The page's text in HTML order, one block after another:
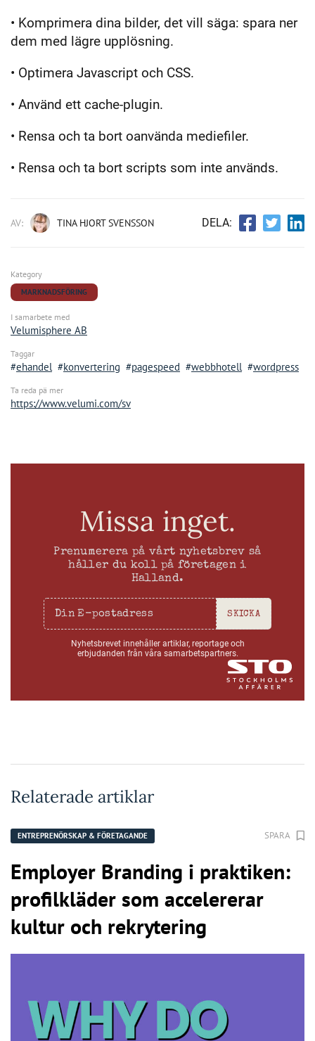
• Komprimera dina bilder, det vill säga: spara ner
dem med lägre upplösning.
• Optimera Javascript och CSS.
• Använd ett cache-plugin.
• Rensa och ta bort oanvända mediefiler.
• Rensa och ta bort scripts som inte används.
AV: TINA HJORT SVENSSON DELA:
Kategory
MARKNADSFÖRING
I samarbete med
Velumisphere AB
Taggar
ehandel konvertering pagespeed webbhotell wordpress
Ta reda pä mer
https://www.velumi.com/sv
Missa inget.
Prenumerera på vårt nyhetsbrev så
håller du koll på företagen i
Halland.
SKICKA
Nyhetsbrevet innehåller artiklar, reportage och
erbjudanden från våra samarbetspartners.
Relaterade artiklar
ENTREPRENÖRSKAP & FÖRETAGANDE SPARA
Employer Branding i praktiken:
profilkläder som accelererar
kultur och rekrytering